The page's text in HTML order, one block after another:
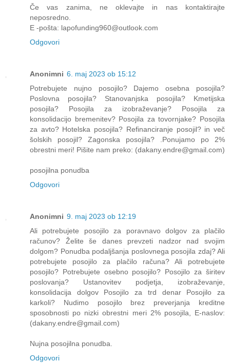
Če vas zanima, ne oklevajte in nas kontaktirajte
neposredno.
E -pošta: lapofunding960@outlook.com
Odgovori
Anonimni 6. maj 2023 ob 15:12
Potrebujete nujno posojilo? Dajemo osebna posojila?
Poslovna posojila? Stanovanjska posojila? Kmetijska
posojila? Posojila za izobraževanje? Posojila za
konsolidacijo bremenitev? Posojila za tovornjake? Posojila
za avto? Hotelska posojila? Refinanciranje posojil? in več
šolskih posojil? Zagonska posojila? .Ponujamo po 2%
obrestni meri! Pišite nam preko: (dakany.endre@gmail.com)
posojilna ponudba
Odgovori
Anonimni 9. maj 2023 ob 12:19
Ali potrebujete posojilo za poravnavo dolgov za plačilo
računov? Želite še danes prevzeti nadzor nad svojim
dolgom? Ponudba podaljšanja poslovnega posojila zdaj? Ali
potrebujete posojilo za plačilo računa? Ali potrebujete
posojilo? Potrebujete osebno posojilo? Posojilo za širitev
poslovanja? Ustanovitev podjetja, izobraževanje,
konsolidacija dolgov Posojilo za trd denar Posojilo za
karkoli? Nudimo posojilo brez preverjanja kreditne
sposobnosti po nizki obrestni meri 2% posojila, E-naslov:
(dakany.endre@gmail.com)
Nujna posojilna ponudba.
Odgovori